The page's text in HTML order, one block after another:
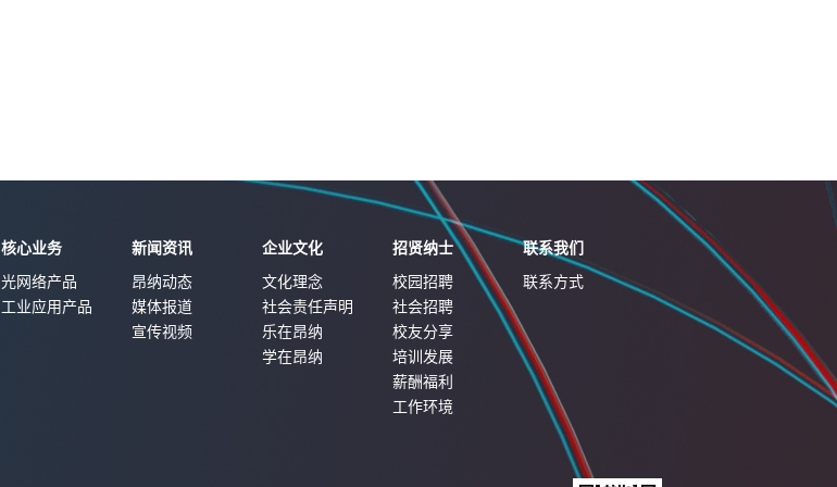
核心业务
光网络产品
工业应用产品
新闻资讯
昂纳动态
媒体报道
宣传视频
企业文化
文化理念
社会责任声明
乐在昂纳
学在昂纳
招贤纳士
校园招聘
社会招聘
校友分享
培训发展
薪酬福利
工作环境
联系我们
联系方式